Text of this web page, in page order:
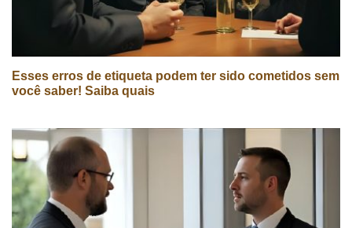
Esses erros de etiqueta podem ter sido cometidos sem
você saber! Saiba quais